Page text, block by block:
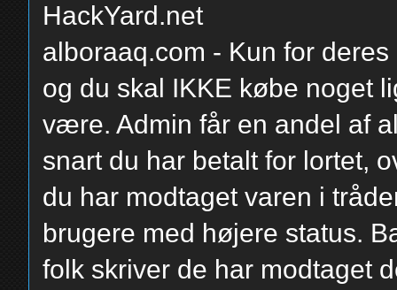
HackYard.net
alboraaq.com - Kun for
og du skal IKKE købe noget
være. Admin får en andel af
snart du har betalt for lortet,
du har modtaget varen i
brugere med højere status.
folk skriver de har modtaget